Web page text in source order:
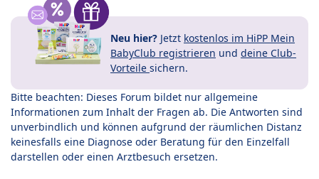
Neu hier? Jetzt kostenlos im HiPP Mein
BabyClub registrieren und deine Club-
Vorteile sichern.
Bitte beachten: Dieses Forum bildet nur allgemeine
Informationen zum Inhalt der Fragen ab. Die Antworten sind
unverbindlich und können aufgrund der räumlichen Distanz
keinesfalls eine Diagnose oder Beratung für den Einzelfall
darstellen oder einen Arztbesuch ersetzen.